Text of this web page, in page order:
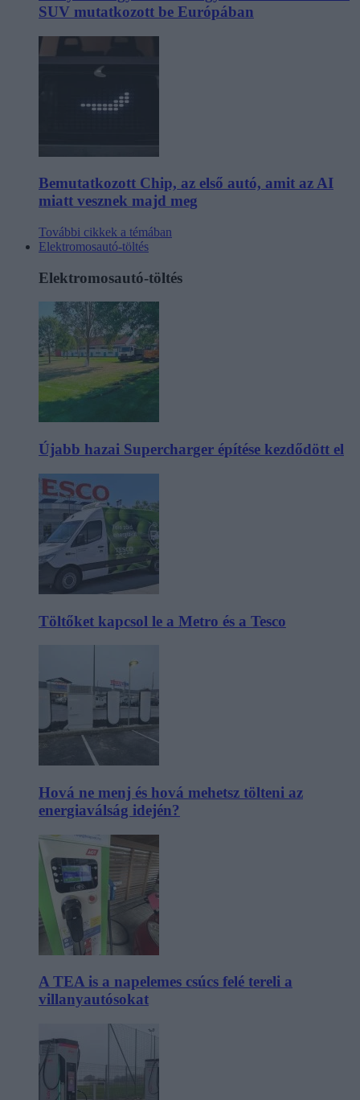
SUV mutatkozott be Európában
Bemutatkozott Chip, az első autó, amit az AI
miatt vesznek majd meg
További cikkek a témában
Elektromosautó-töltés
Elektromosautó-töltés
Újabb hazai Supercharger építése kezdődött el
Töltőket kapcsol le a Metro és a Tesco
Hová ne menj és hová mehetsz tölteni az
energiaválság idején?
A TEA is a napelemes csúcs felé tereli a
villanyautósokat